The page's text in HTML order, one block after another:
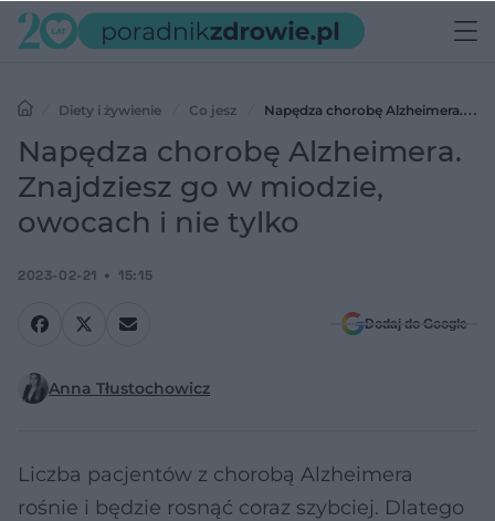
Diety i żywienie Co jesz
Napędza chorobę Alzheimera.
Znajdziesz go w miodzie, owocach i nie tylko
Napędza chorobę Alzheimera.
Znajdziesz go w miodzie,
owocach i nie tylko
2023-02-21 15:15
Dodaj do Google
Anna Tłustochowicz
Liczba pacjentów z chorobą Alzheimera
rośnie i będzie rosnąć coraz szybciej. Dlatego